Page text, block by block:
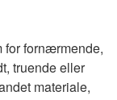
for fornærmende,
truende eller
materiale,